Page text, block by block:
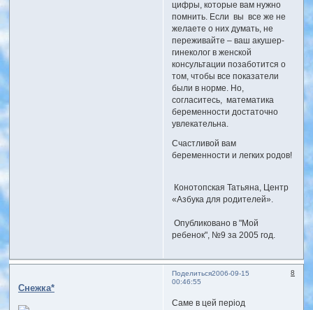
цифры, которые вам нужно
помнить. Если вы все же не
желаете о них думать, не
переживайте – ваш акушер-
гинеколог в женской
консультации позаботится о
том, чтобы все показатели
были в норме. Но,
согласитесь, математика
беременности достаточно
увлекательна.
Счастливой вам
беременности и легких родов!
Конотопская Татьяна, Центр
«Азбука для родителей».
Опубликовано в "Мой
ребенок", №9 за 2005 год.
Поделиться 8
2006-09-15
00:46:55
Снежка*
Саме в цей період